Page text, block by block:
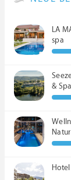
LA
spa
& Spa
****S